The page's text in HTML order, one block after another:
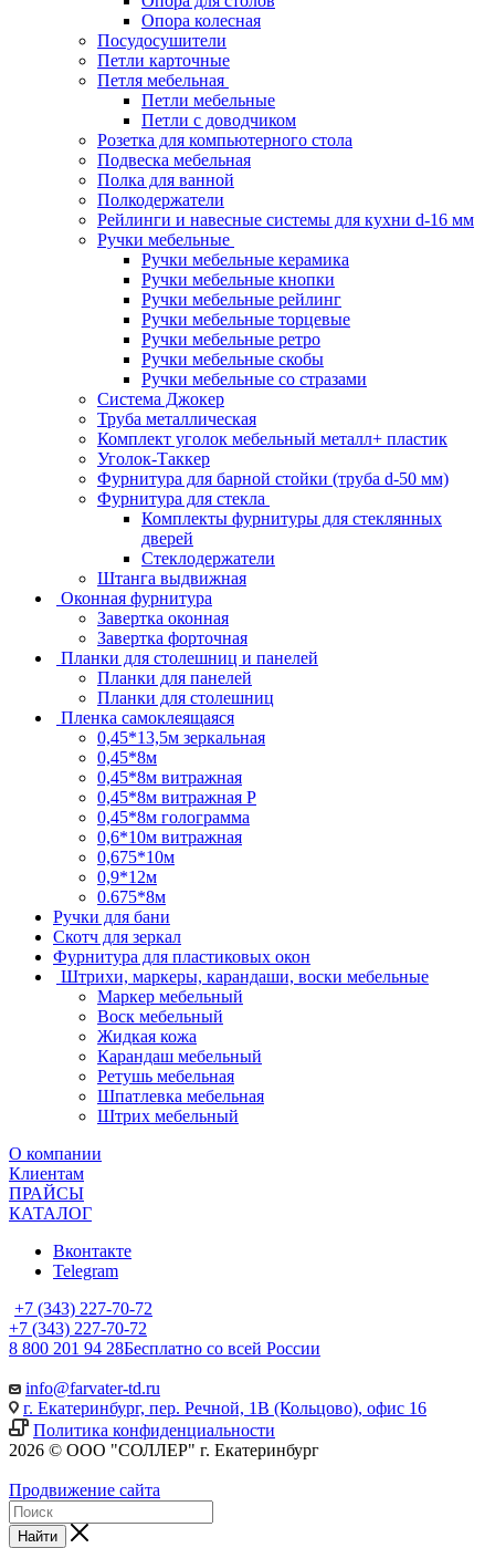
Опора колесная
Посудосушители
Петли карточные
Петля мебельная
Петли мебельные
Петли с доводчиком
Розетка для компьютерного стола
Подвеска мебельная
Полка для ванной
Полкодержатели
Рейлинги и навесные системы для кухни d-16 мм
Ручки мебельные
Ручки мебельные керамика
Ручки мебельные кнопки
Ручки мебельные рейлинг
Ручки мебельные торцевые
Ручки мебельные ретро
Ручки мебельные скобы
Ручки мебельные со стразами
Система Джокер
Труба металлическая
Комплект уголок мебельный металл+ пластик
Уголок-Таккер
Фурнитура для барной стойки (труба d-50 мм)
Фурнитура для стекла
Комплекты фурнитуры для стеклянных
дверей
Стеклодержатели
Штанга выдвижная
Оконная фурнитура
Завертка оконная
Завертка форточная
Планки для столешниц и панелей
Планки для панелей
Планки для столешниц
Пленка самоклеящаяся
0,45*13,5м зеркальная
0,45*8м
0,45*8м витражная
0,45*8м витражная Р
0,45*8м голограмма
0,6*10м витражная
0,675*10м
0,9*12м
0.675*8м
Ручки для бани
Скотч для зеркал
Фурнитура для пластиковых окон
Штрихи, маркеры, карандаши, воски мебельные
Маркер мебельный
Воск мебельный
Жидкая кожа
Карандаш мебельный
Ретушь мебельная
Шпатлевка мебельная
Штрих мебельный
О компании
Клиентам
ПРАЙСЫ
КАТАЛОГ
Вконтакте
Telegram
+7 (343) 227-70-72
+7 (343) 227-70-72
8 800 201 94 28Бесплатно со всей России
info@farvater-td.ru
г. Екатеринбург, пер. Речной, 1В (Кольцово), офис 16
Политика конфиденциальности
2026 © ООО "СОЛЛЕР" г. Екатеринбург
Продвижение сайта
Найти